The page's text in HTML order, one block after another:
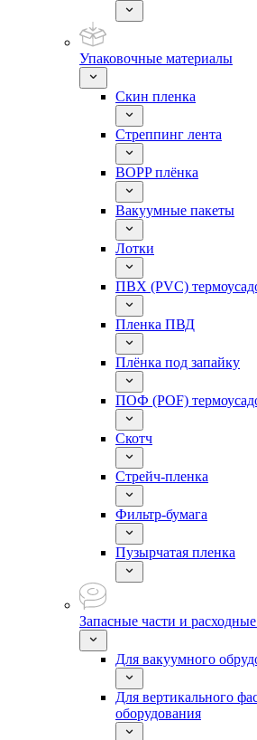
Упаковочные материалы
Скин пленка
Стреппинг лента
BOPP плёнка
Вакуумные пакеты
Лотки
ПВХ (PVC)
Пленка ПВД
Плёнка под запайку
ПОФ (POF)
Скотч
Стрейч-пленка
Фильтр-бумага
Пузырчатая пленка
Запасные части и
Для вакуумного
Для вертикального
оборудования